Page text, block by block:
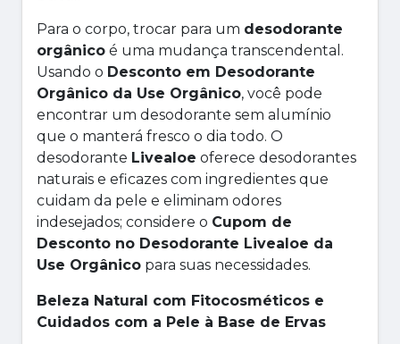
Para o corpo, trocar para um desodorante
orgânico é uma mudança transcendental.
Usando o Desconto em Desodorante
Orgânico da Use Orgânico, você pode
encontrar um desodorante sem alumínio
que o manterá fresco o dia todo. O
desodorante Livealoe oferece desodorantes
naturais e eficazes com ingredientes que
cuidam da pele e eliminam odores
indesejados; considere o Cupom de
Desconto no Desodorante Livealoe da
Use Orgânico para suas necessidades.
Beleza Natural com Fitocosméticos e
Cuidados com a Pele à Base de Ervas